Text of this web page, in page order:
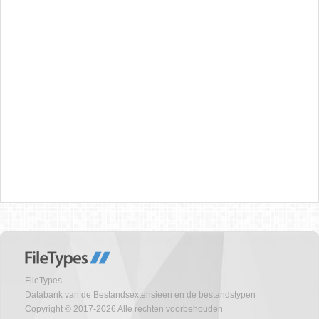
FileTypes
Databank van de Bestandsextensieen en de bestandstypen
Copyright © 2017-2026 Alle rechten voorbehouden